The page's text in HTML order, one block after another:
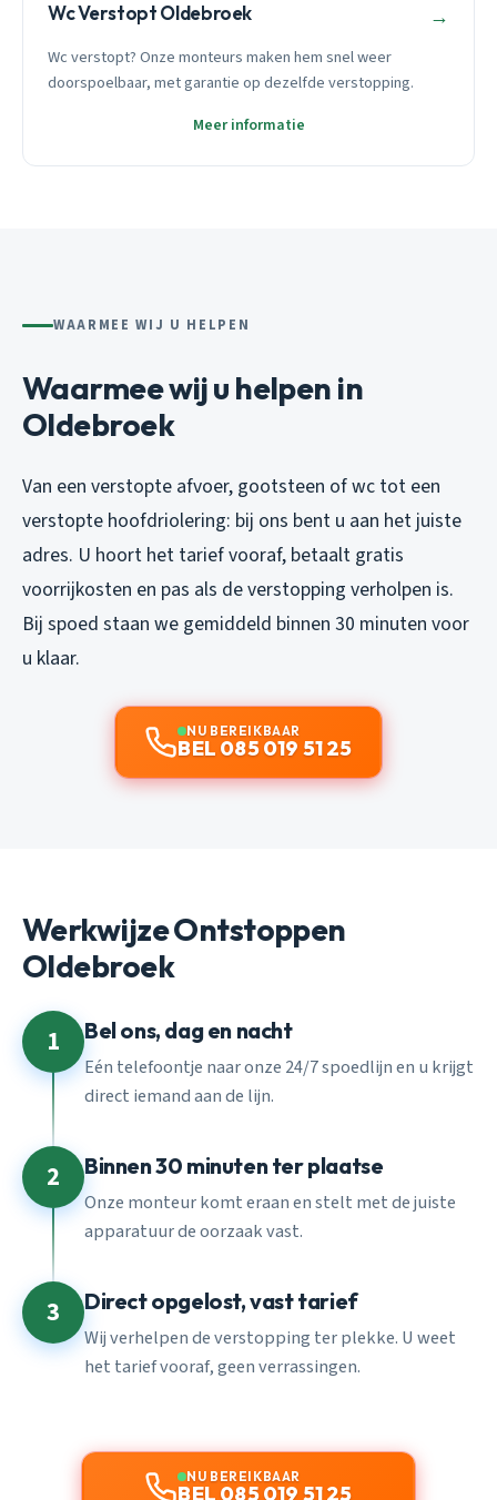
Wc Verstopt Oldebroek →
Wc verstopt? Onze monteurs maken hem snel weer
doorspoelbaar, met garantie op dezelfde verstopping.
Meer informatie
WAARMEE WIJ U HELPEN
Waarmee wij u helpen in
Oldebroek
Van een verstopte afvoer, gootsteen of wc tot een
verstopte hoofdriolering: bij ons bent u aan het juiste
adres. U hoort het tarief vooraf, betaalt gratis
voorrijkosten en pas als de verstopping verholpen is.
Bij spoed staan we gemiddeld binnen 30 minuten voor
u klaar.
NU BEREIKBAAR
BEL 085 019 51 25
Werkwijze Ontstoppen
Oldebroek
1 Bel ons, dag en nacht
Eén telefoontje naar onze 24/7 spoedlijn en u krijgt
direct iemand aan de lijn.
2 Binnen 30 minuten ter plaatse
Onze monteur komt eraan en stelt met de juiste
apparatuur de oorzaak vast.
3 Direct opgelost, vast tarief
Wij verhelpen de verstopping ter plekke. U weet
het tarief vooraf, geen verrassingen.
NU BEREIKBAAR
BEL 085 019 51 25